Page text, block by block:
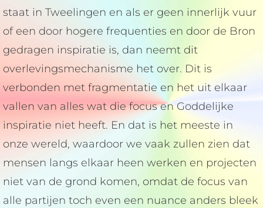
staat in Tweelingen en als er geen innerlijk vuur
of een door hogere frequenties en door de Bron
gedragen inspiratie is, dan neemt dit
overlevingsmechanisme het over. Dit is
verbonden met fragmentatie en het uit elkaar
vallen van alles wat die focus en Goddelijke
inspiratie niet heeft. En dat is het meeste in
onze wereld, waardoor we vaak zullen zien dat
mensen langs elkaar heen werken en projecten
niet van de grond komen, omdat de focus van
alle partijen toch even een nuance anders bleek